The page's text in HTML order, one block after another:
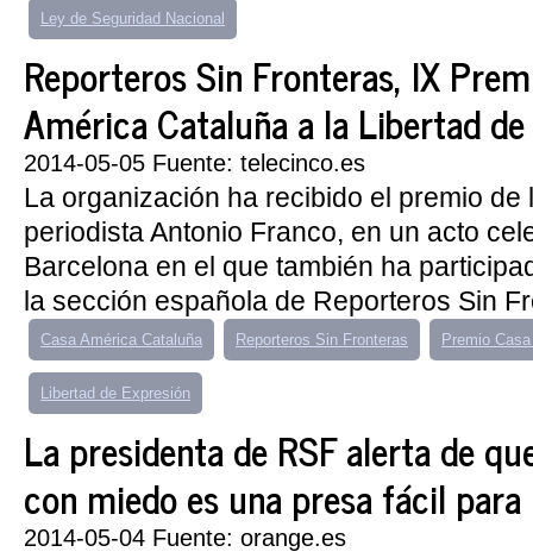
Ley de Seguridad Nacional
Reporteros Sin Fronteras, IX
América Cataluña a la Libertad
2014-05-05 Fuente: telecinco.es
La organización ha recibido el premio de
periodista Antonio Franco, en un acto
Barcelona en el que también ha
la sección española de Reporteros Sin
Casa América Cataluña Reporteros Sin Fronteras Premio
Libertad de Expresión
La presidenta de RSF alerta de
con miedo es una presa fácil
2014-05-04 Fuente: orange.es